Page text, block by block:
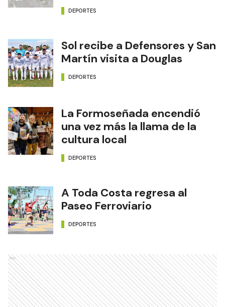
DEPORTES
Sol recibe a Defensores y San
Martín visita a Douglas
DEPORTES
La Formoseñada encendió
una vez más la llama de la
cultura local
DEPORTES
A Toda Costa regresa al
Paseo Ferroviario
DEPORTES
Ads